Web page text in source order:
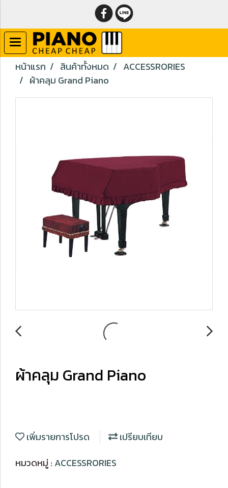
หน้าแรก สินค้าทั้งหมด
ACCESSRORIES
ผ้าคลุม Grand Piano
ผ้าคลุม Grand Piano
เพิ่มรายการโปรด
เปรียบเทียบ
หมวดหมู่ : ACCESSRORIES